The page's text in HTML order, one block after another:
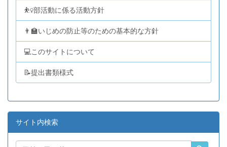
⛹️‍♀️部活動に係る活動方針
👨‍🏫いじめの防止等のための基本的な方針
💻このサイトについて
📝提出書類様式
サイト内検索